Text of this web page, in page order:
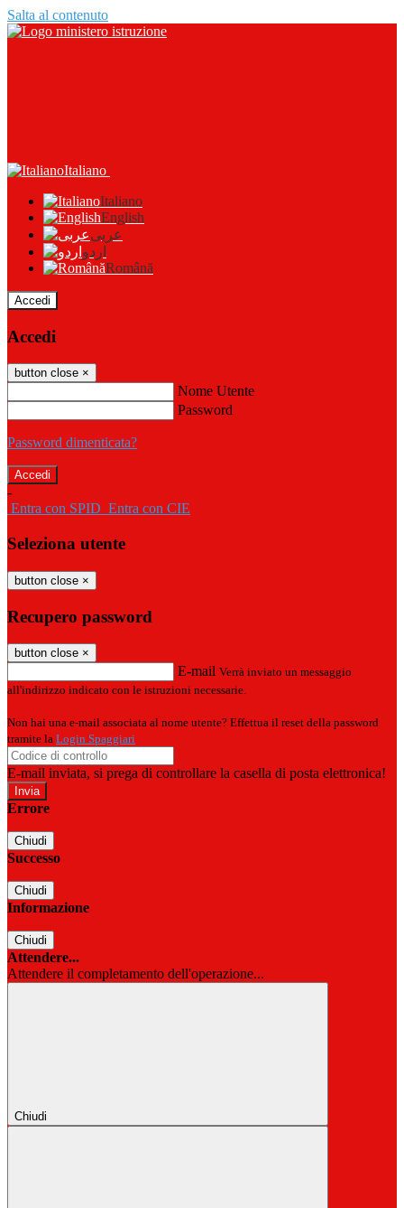
Salta al contenuto
Italiano
Italiano
English
عربى
اردو
Română
Accedi
Accedi
button close ×
Nome Utente
Password
Password dimenticata?
-
Entra con SPID Entra con CIE
Seleziona utente
button close ×
Recupero password
button close ×
E-mail Verrà inviato un messaggio
all'indirizzo indicato con le istruzioni necessarie.
Non hai una e-mail associata al nome utente? Effettua il reset della password
tramite la Login Spaggiari
E-mail inviata, si prega di controllare la casella di posta elettronica!
Errore
Chiudi
Successo
Chiudi
Informazione
Chiudi
Attendere...
Attendere il completamento dell'operazione...
Chiudi